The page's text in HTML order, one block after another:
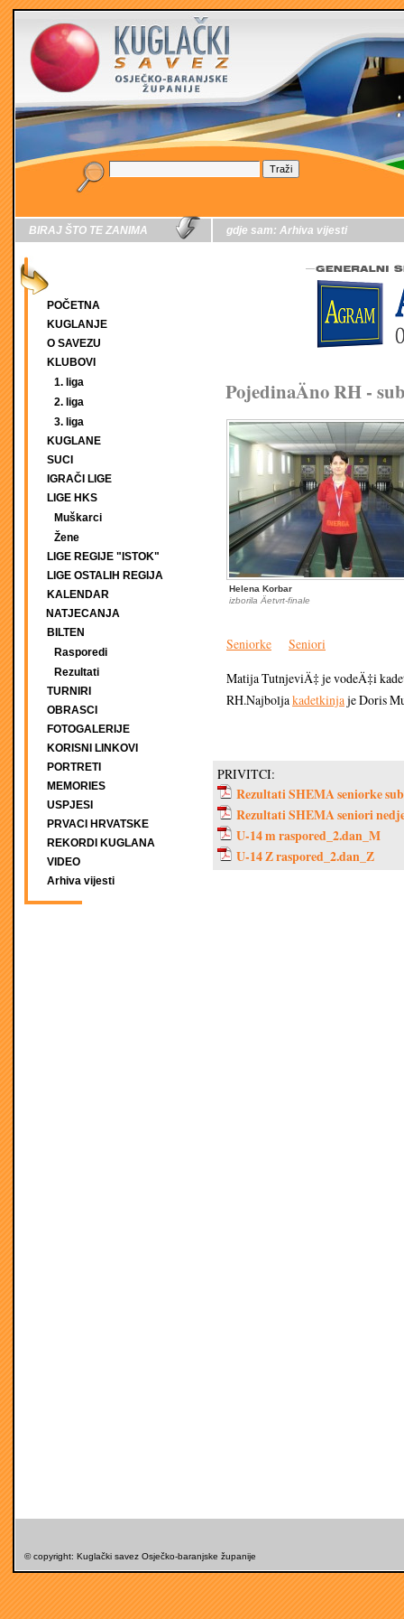
BIRAJ ŠTO TE ZANIMA
POČETNA
KUGLANJE
O SAVEZU
KLUBOVI
1. liga
2. liga
3. liga
KUGLANE
SUCI
IGRAČI LIGE
LIGE HKS
Muškarci
Žene
LIGE REGIJE "ISTOK"
LIGE OSTALIH REGIJA
KALENDAR
NATJECANJA
BILTEN
Rasporedi
Rezultati
TURNIRI
OBRASCI
FOTOGALERIJE
KORISNI LINKOVI
PORTRETI
MEMORIES
USPJESI
PRVACI HRVATSKE
REKORDI KUGLANA
VIDEO
Arhiva vijesti
gdje sam: Arhiva vijesti
PojedinaÄno RH -
Helena Korbar
izborila Äetvrt-finale
Seniorke
Seniori
Matija TutnjeviÄ‡ je vodeÄ‡i
RH.Najboljakadetkinjaje Doris
PRIVITCI:
Rezultati SHEMA seniorke
Rezultati SHEMA seniori
U-14 m raspored_2.dan_M
U-14 Z raspored_2.dan_Z
© copyright: Kuglački savez Osječko-baranjske županije